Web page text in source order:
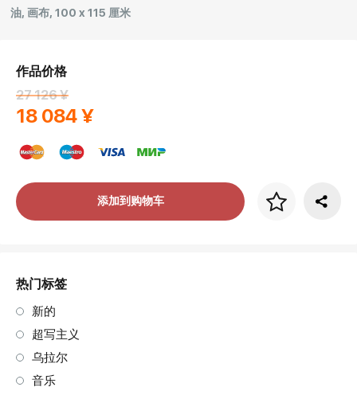
油, 画布, 100 x 115 厘米
作品价格
27 126 ¥
18 084 ¥
画框价格 添加到购物车
热门标签
新的
超写主义
乌拉尔
音乐